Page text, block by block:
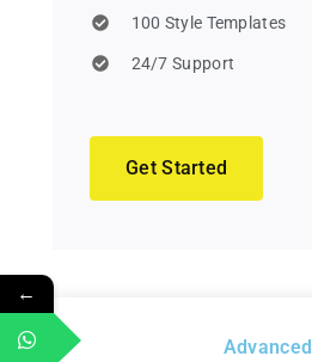
100 Style Templates
24/7 Support
Get Started
Advanced
←